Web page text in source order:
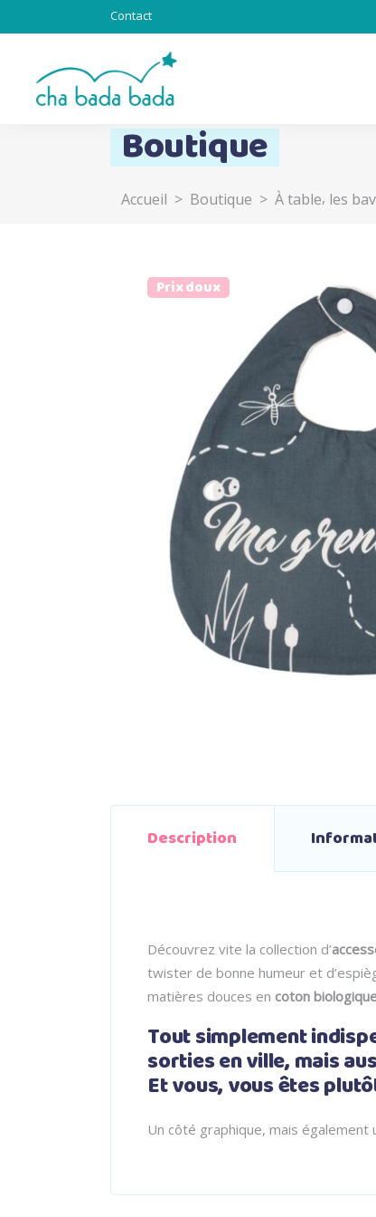
Contact
Totebag & Goodies
Totem
Boutique
Accueil > Boutique > À table, les
Prix doux
Description
Découvrez vite la collection d’
twister de bonne humeur et
matières douces en coton
Tout simplement
sorties en ville, mais
Et vous, vous êtes
Un côté graphique, mais